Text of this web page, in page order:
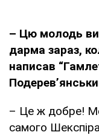
– Цю молодь ви
дарма зараз,
написав
– Це ж добре!
самого